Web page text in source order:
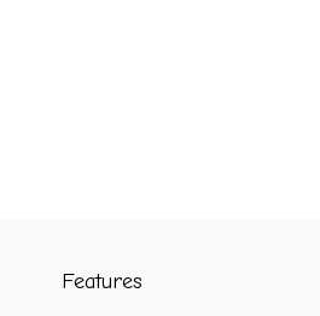
Features